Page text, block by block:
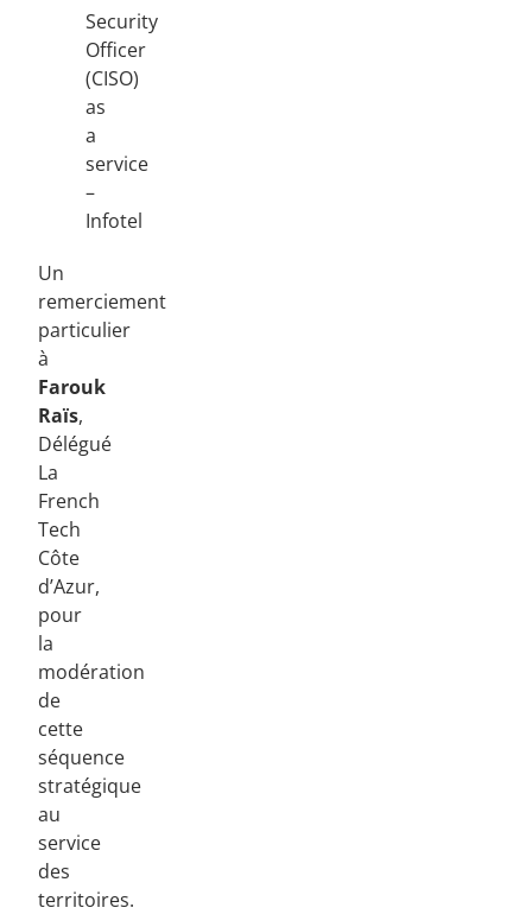
Security
Officer
(CISO)
as
a
service
–
Infotel
Un
remerciement
particulier
à
Farouk
Raïs,
Délégué
La
French
Tech
Côte
d’Azur,
pour
la
modération
de
cette
séquence
stratégique
au
service
des
territoires.